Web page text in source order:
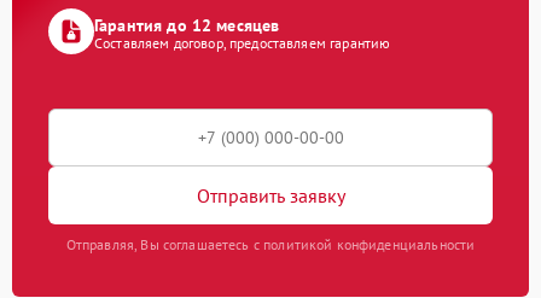
Гарантия до 12 месяцев
Составляем договор, предоставляем гарантию
Отправить заявку
Отправляя, Вы соглашаетесь с политикой конфиденциальности